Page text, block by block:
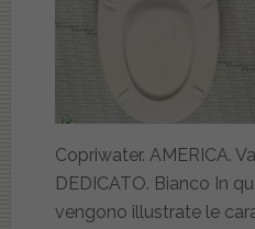
Copriwater. AMERICA.
DEDICATO. Bianco In
vengono illustrate le